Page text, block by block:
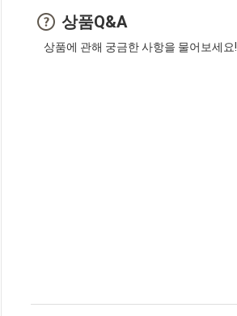
상품Q&A
상품에 관해 궁금한 사항을 물어보세요!